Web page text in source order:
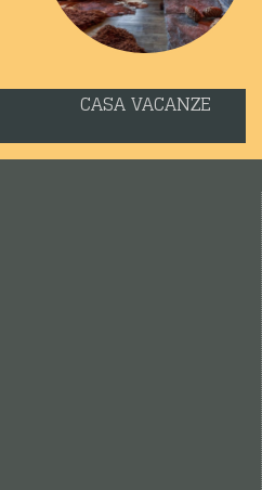
CASA VACANZE